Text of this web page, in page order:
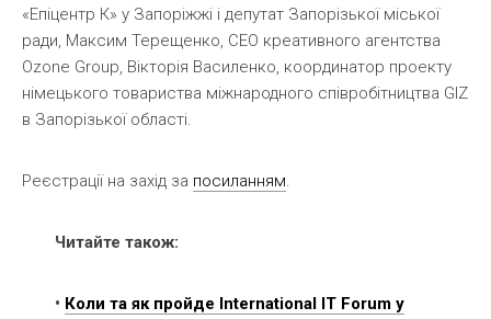
«Епіцентр К» у Запоріжжі і депутат Запорізької міської
ради, Максим Терещенко, CEO креативного агентства
Ozone Group, Вікторія Василенко, координатор проекту
німецького товариства міжнародного співробітництва GIZ
в Запорізької області.
Реєстрації на захід за посиланням.
Читайте також:
• Коли та як пройде International IT Forum у